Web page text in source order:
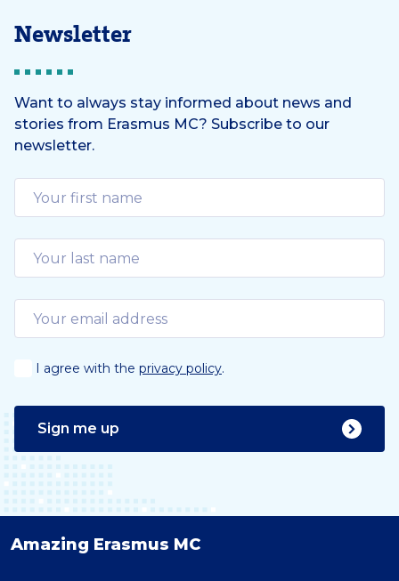
Newsletter
Want to always stay informed about news and
stories from Erasmus MC? Subscribe to our
newsletter.
I agree with the privacy policy.
Sign me up
Amazing Erasmus MC